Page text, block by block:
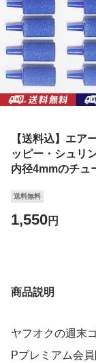
【送料込】
ッピー・シュリ
内径4mmのチュ
送料無料
1,550円
商品説明
ヤフオクの週末
Pプレミアム会